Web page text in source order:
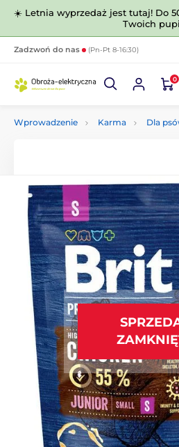
☀️ Letnia wyprzedaż jest tutaj! Do
Twoich
Zadzwoń do nas (Pn-Pt 8-16:30)
0
Wprowadzenie Karma Dla